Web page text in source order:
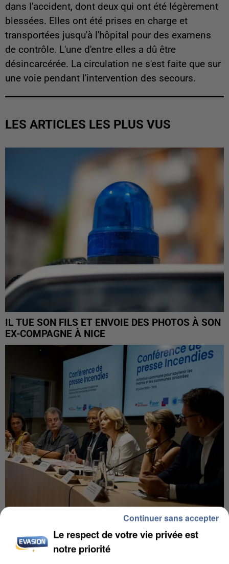
dans l'accident, dont deux qui ont été légèrement
blessées. Elles ont été prises en charge et
transportées jusqu'à l'hôpital pour des examens
de contrôle. L'une d'entre elles a dû être
désincarcérée. La circulation ne s'est faite que sur
une voie pendant l'intervention des secours.
LES ARTICLES LES PLUS VUS
IL TUE SON FILS ET ENVOIE DES PHOTOS À SON
EX-COMPAGNE À NICE
INCENDIES : L’ÎLE-DE-FRANCE LANCE UN ÉLAN
DE SOLIDARITÉ AVEC LES...
Le respect de votre vie privée est
notre priorité
Continuer sans accepter